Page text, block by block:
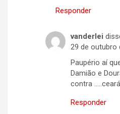
Responder
vanderlei
29 de outubro
Paupério aí
Damião e
contra
Responder